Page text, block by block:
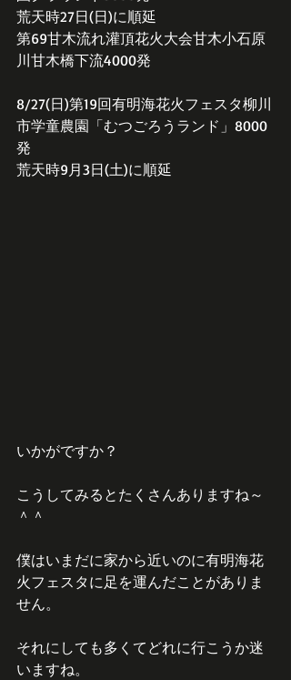
荒天時27日(日)に順延
第69甘木流れ灌頂花火大会甘木小石原
川甘木橋下流4000発
8/27(日)第19回有明海花火フェスタ柳川
市学童農園「むつごろうランド」8000
発
荒天時9月3日(土)に順延
いかがですか？
こうしてみるとたくさんありますね～
＾＾
僕はいまだに家から近いのに有明海花
火フェスタに足を運んだことがありま
せん。
それにしても多くてどれに行こうか迷
いますね。